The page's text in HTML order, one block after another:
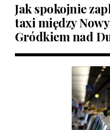
Jak spokojnie
taxi między
Gródkiem nad